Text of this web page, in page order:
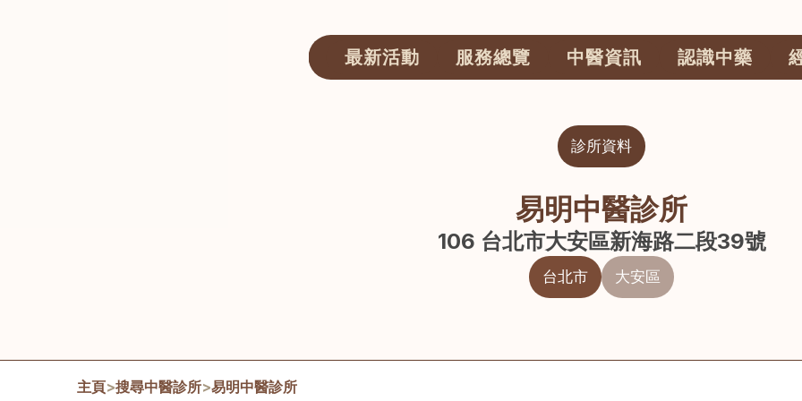
最新活動 服務總覽 中醫資訊 認識中藥
診所資料
易明中醫診所
106 台北市大安區新海路二段39號
台北市 大安區
主頁>搜尋中醫診所>易明中醫診所